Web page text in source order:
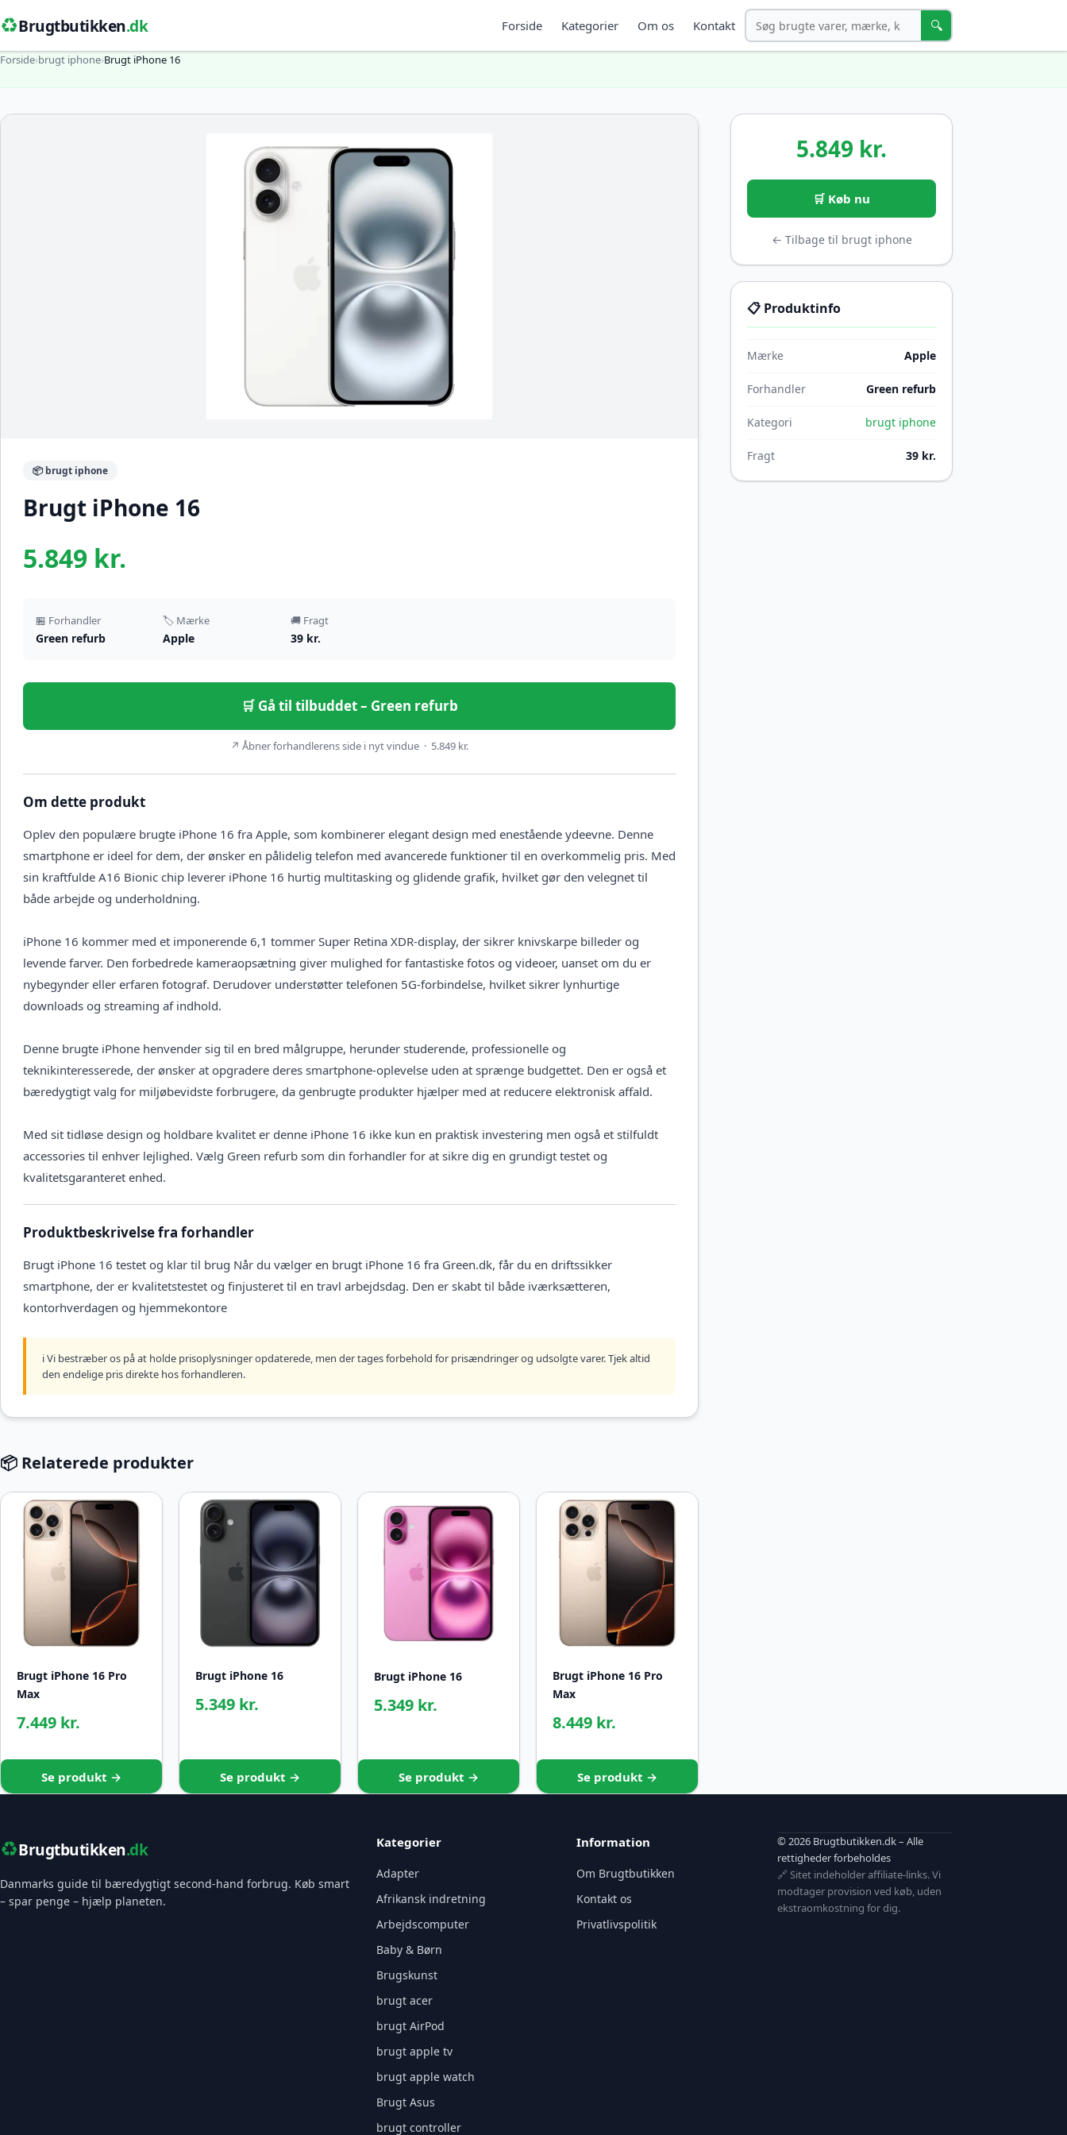
♻️Brugtbutikken.dk Forside Kategorier Om os Kontakt Søg 🔍
Forside›brugt iphone›Brugt iPhone 16
📦 brugt iphone
Brugt iPhone 16
5.849 kr.
🏪 Forhandler
Green refurb
🏷️ Mærke
Apple
🚚 Fragt
39 kr.
🛒 Gå til tilbuddet – Green refurb
↗ Åbner forhandlerens side i nyt vindue · 5.849 kr.
Om dette produkt
Oplev den populære brugte iPhone 16 fra Apple, som kombinerer elegant design med enestående ydeevne. Denne
smartphone er ideel for dem, der ønsker en pålidelig telefon med avancerede funktioner til en overkommelig pris. Med
sin kraftfulde A16 Bionic chip leverer iPhone 16 hurtig multitasking og glidende grafik, hvilket gør den velegnet til
både arbejde og underholdning.
iPhone 16 kommer med et imponerende 6,1 tommer Super Retina XDR-display, der sikrer knivskarpe billeder og
levende farver. Den forbedrede kameraopsætning giver mulighed for fantastiske fotos og videoer, uanset om du er
nybegynder eller erfaren fotograf. Derudover understøtter telefonen 5G-forbindelse, hvilket sikrer lynhurtige
downloads og streaming af indhold.
Denne brugte iPhone henvender sig til en bred målgruppe, herunder studerende, professionelle og
teknikinteresserede, der ønsker at opgradere deres smartphone-oplevelse uden at sprænge budgettet. Den er også et
bæredygtigt valg for miljøbevidste forbrugere, da genbrugte produkter hjælper med at reducere elektronisk affald.
Med sit tidløse design og holdbare kvalitet er denne iPhone 16 ikke kun en praktisk investering men også et stilfuldt
accessories til enhver lejlighed. Vælg Green refurb som din forhandler for at sikre dig en grundigt testet og
kvalitetsgaranteret enhed.
Produktbeskrivelse fra forhandler
Brugt iPhone 16 testet og klar til brug Når du vælger en brugt iPhone 16 fra Green.dk, får du en driftssikker
smartphone, der er kvalitetstestet og finjusteret til en travl arbejdsdag. Den er skabt til både iværksætteren,
kontorhverdagen og hjemmekontore
ℹ️ Vi bestræber os på at holde prisoplysninger opdaterede, men der tages forbehold for prisændringer og udsolgte varer. Tjek altid
den endelige pris direkte hos forhandleren.
📦 Relaterede produkter
Brugt iPhone 16 Pro
Max
7.449 kr.
Se produkt →
Brugt iPhone 16
5.349 kr.
Se produkt →
Brugt iPhone 16
5.349 kr.
Se produkt →
Brugt iPhone 16 Pro
Max
8.449 kr.
Se produkt →
5.849 kr.
🛒 Køb nu
← Tilbage til brugt iphone
📋 Produktinfo
Mærke Apple
Forhandler Green refurb
Kategori brugt iphone
Fragt 39 kr.
♻️Brugtbutikken.dk
Danmarks guide til bæredygtigt second-hand forbrug. Køb smart
– spar penge – hjælp planeten.
Kategorier
Adapter
Afrikansk indretning
Arbejdscomputer
Baby & Børn
Brugskunst
brugt acer
brugt AirPod
brugt apple tv
brugt apple watch
Brugt Asus
brugt controller
Information
Om Brugtbutikken
Kontakt os
Privatlivspolitik
© 2026 Brugtbutikken.dk – Alle
rettigheder forbeholdes
🔗 Sitet indeholder affiliate-links. Vi
modtager provision ved køb, uden
ekstraomkostning for dig.